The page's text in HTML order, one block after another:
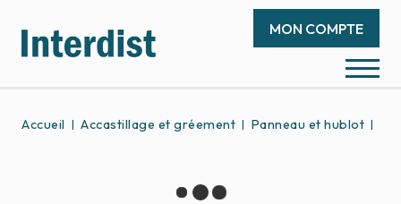
MON COMPTE
Accueil Accastillage et gréement Panneau et hublot